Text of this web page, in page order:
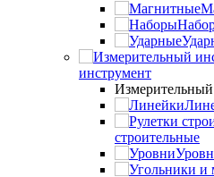
инструмент
строительные